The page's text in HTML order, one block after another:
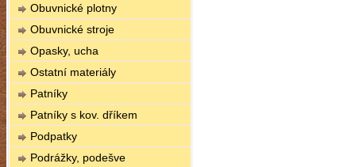
Obuvnické plotny
Obuvnické stroje
Opasky, ucha
Ostatní materiály
Patníky
Patníky s kov. dříkem
Podpatky
Podrážky, podešve